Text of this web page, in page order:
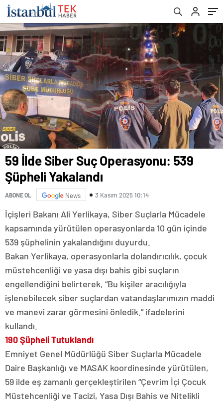
59 İlde Siber Suç Operasyonu: 539
Şüpheli Yakalandı
ABONE OL News 3 Kasım 2025 10:14
İçişleri Bakanı Ali Yerlikaya, Siber Suçlarla Mücadele
kapsamında yürütülen operasyonlarda 10 gün içinde
539 şüphelinin yakalandığını duyurdu.
Bakan Yerlikaya, operasyonlarla dolandırıcılık, çocuk
müstehcenliği ve yasa dışı bahis gibi suçların
engellendiğini belirterek, “Bu kişiler aracılığıyla
işlenebilecek siber suçlardan vatandaşlarımızın maddi
ve manevi zarar görmesini önledik.” ifadelerini
kullandı.
190 Şüpheli Tutuklandı
Emniyet Genel Müdürlüğü Siber Suçlarla Mücadele
Daire Başkanlığı ve MASAK koordinesinde yürütülen,
59 ilde eş zamanlı gerçekleştirilen “Çevrim İçi Çocuk
Müstehcenliği ve Tacizi, Yasa Dışı Bahis ve Nitelikli